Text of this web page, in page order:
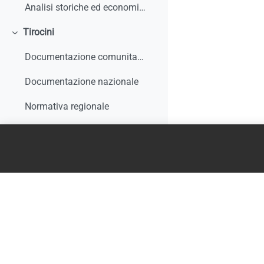
Analisi storiche ed economiche sulle origini dell'apprendistato e le sue trasformazioni
Minimizza
Tirocini
Documentazione comunitaria
Documentazione nazionale
Normativa regionale